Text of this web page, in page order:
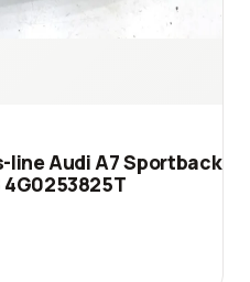
line Audi A7 Sportback
4G0253825T